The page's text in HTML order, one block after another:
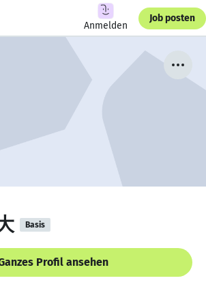
Anmelden
Job posten
Basis
Profil ansehen